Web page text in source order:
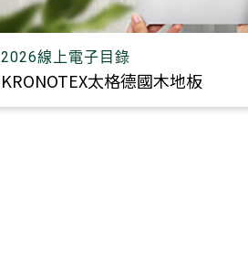
2026線上電子目錄
KRONOTEX太格德國木地板